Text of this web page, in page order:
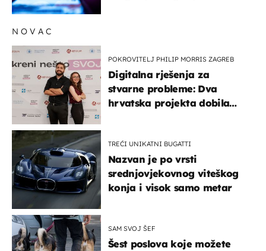
NOVAC
POKROVITELJ PHILIP MORRIS ZAGREB
Digitalna rješenja za
stvarne probleme: Dva
hrvatska projekta dobila
TREĆI UNIKATNI BUGATTI
Nazvan je po vrsti
srednjovjekovnog viteškog
konja i visok samo metar
SAM SVOJ ŠEF
Šest poslova koje možete